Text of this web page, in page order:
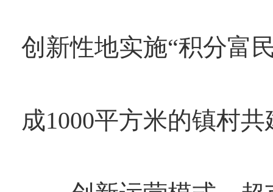
创新性地实施“积分富
成1000平方米的镇村